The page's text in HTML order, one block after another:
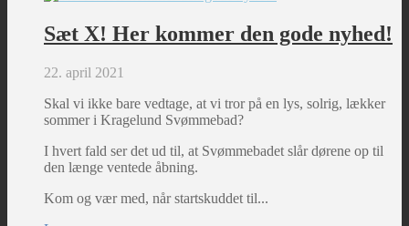
Sæt X! Her kommer den gode nyhed!
22. april 2021
Skal vi ikke bare vedtage, at vi tror på en lys, solrig, lækker
sommer i Kragelund Svømmebad?
I hvert fald ser det ud til, at Svømmebadet slår dørene op til
den længe ventede åbning.
Kom og vær med, når startskuddet til...